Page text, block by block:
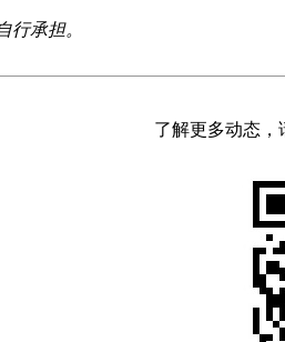
行承担。
了解更多动态，